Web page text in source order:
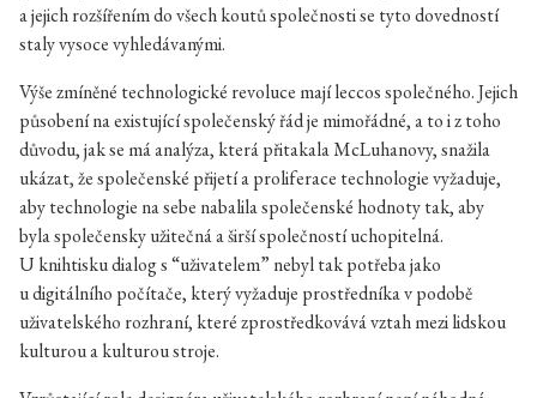
a jejich rozšířením do všech koutů společnosti se tyto dovedností
staly vysoce vyhledávanými.
Výše zmíněné technologické revoluce mají leccos společného. Jejich
působení na existující společenský řád je mimořádné, a to i z toho
důvodu, jak se má analýza, která přitakala McLuhanovy, snažila
ukázat, že společenské přijetí a proliferace technologie vyžaduje,
aby technologie na sebe nabalila společenské hodnoty tak, aby
byla společensky užitečná a širší společností uchopitelná.
U knihtisku dialog s “uživatelem” nebyl tak potřeba jako
u digitálního počítače, který vyžaduje prostředníka v podobě
uživatelského rozhraní, které zprostředkovává vztah mezi lidskou
kulturou a kulturou stroje.